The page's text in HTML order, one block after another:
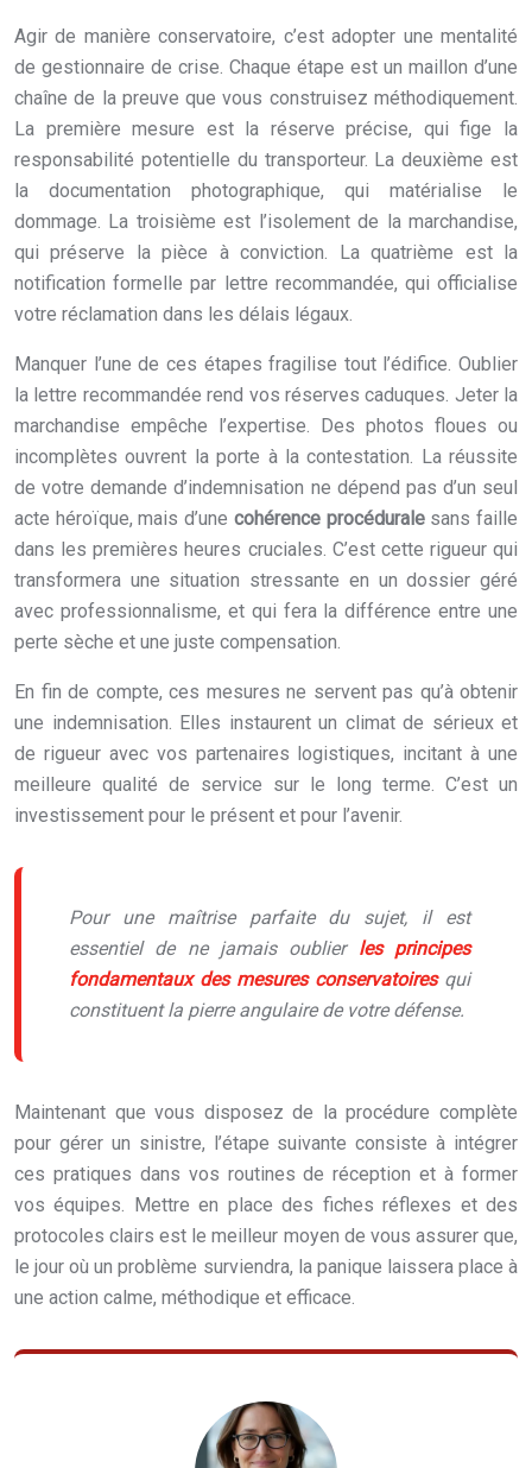
Agir de manière conservatoire, c’est adopter une mentalité
de gestionnaire de crise. Chaque étape est un maillon d’une
chaîne de la preuve que vous construisez méthodiquement.
La première mesure est la réserve précise, qui fige la
responsabilité potentielle du transporteur. La deuxième est
la documentation photographique, qui matérialise le
dommage. La troisième est l’isolement de la marchandise,
qui préserve la pièce à conviction. La quatrième est la
notification formelle par lettre recommandée, qui officialise
votre réclamation dans les délais légaux.
Manquer l’une de ces étapes fragilise tout l’édifice. Oublier
la lettre recommandée rend vos réserves caduques. Jeter la
marchandise empêche l’expertise. Des photos floues ou
incomplètes ouvrent la porte à la contestation. La réussite
de votre demande d’indemnisation ne dépend pas d’un seul
acte héroïque, mais d’une cohérence procéduralesans faille
dans les premières heures cruciales. C’est cette rigueur qui
transformera une situation stressante en un dossier géré
avec professionnalisme, et qui fera la différence entre une
perte sèche et une juste compensation.
En fin de compte, ces mesures ne servent pas qu’à obtenir
une indemnisation. Elles instaurent un climat de sérieux et
de rigueur avec vos partenaires logistiques, incitant à une
meilleure qualité de service sur le long terme. C’est un
investissement pour le présent et pour l’avenir.
Pour une maîtrise parfaite du sujet, il est
essentiel de ne jamais oublier les principes
fondamentaux des mesures conservatoiresqui
constituent la pierre angulaire de votre défense.
Maintenant que vous disposez de la procédure complète
pour gérer un sinistre, l’étape suivante consiste à intégrer
ces pratiques dans vos routines de réception et à former
vos équipes. Mettre en place des fiches réflexes et des
protocoles clairs est le meilleur moyen de vous assurer que,
le jour où un problème surviendra, la panique laissera place à
une action calme, méthodique et efficace.